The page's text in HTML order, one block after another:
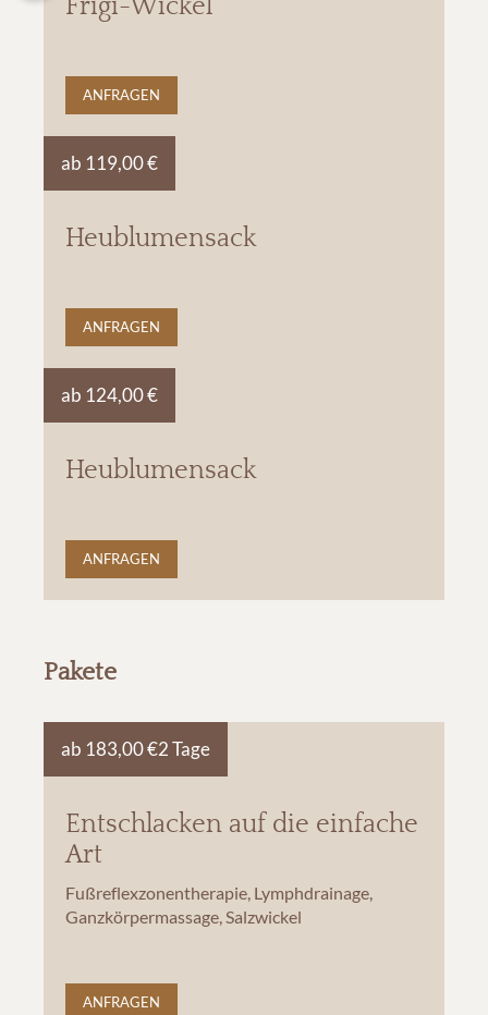
Frigi-Wickel
ANFRAGEN
Heublumensack
ab 119,00 €
ANFRAGEN
Heublumensack
ab 124,00 €
ANFRAGEN
Pakete
Entschlacken auf die einfache
Art
ab 183,00 €2 Tage
Fußreflexzonentherapie, Lymphdrainage,
Ganzkörpermassage, Salzwickel
ANFRAGEN